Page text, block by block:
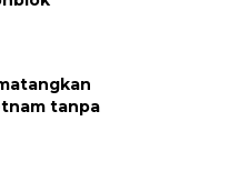
tanpa